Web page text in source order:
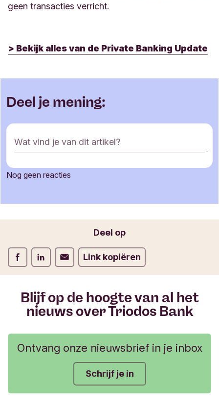
geen transacties verricht.
> Bekijk alles van de Private Banking Update
Deel je mening:
R
e
c
e
m
u
l
Wat vind je van dit artikel?
Nog geen reacties
Deel op
Deel op Facebook
Deel op LinkedInDeel op Verstuur per email
Link kopiëren
Blijf op de hoogte van al het
nieuws over Triodos Bank
Ontvang onze nieuwsbrief in je inbox
Schrijf je in